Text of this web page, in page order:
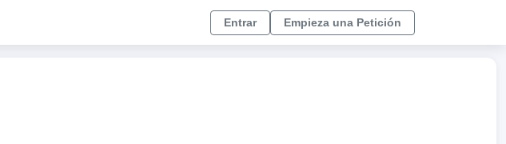
Entrar Empieza una Petición